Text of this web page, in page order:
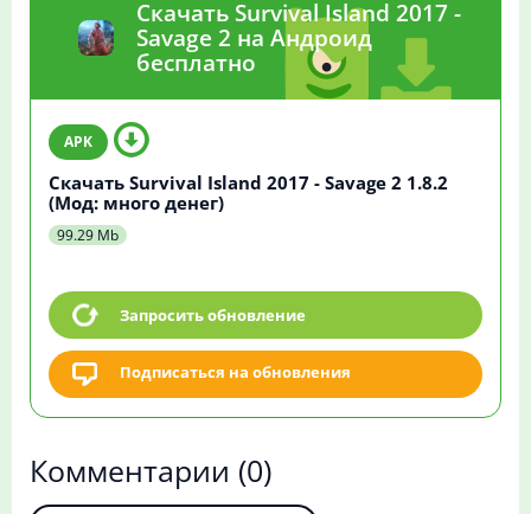
Скачать Survival Island 2017 -
Savage 2 на Андроид
бесплатно
Скачать Survival Island 2017 - Savage 2 1.8.2
(Мод: много денег)
99.29 Mb
Запросить обновление
Подписаться на обновления
Комментарии (0)